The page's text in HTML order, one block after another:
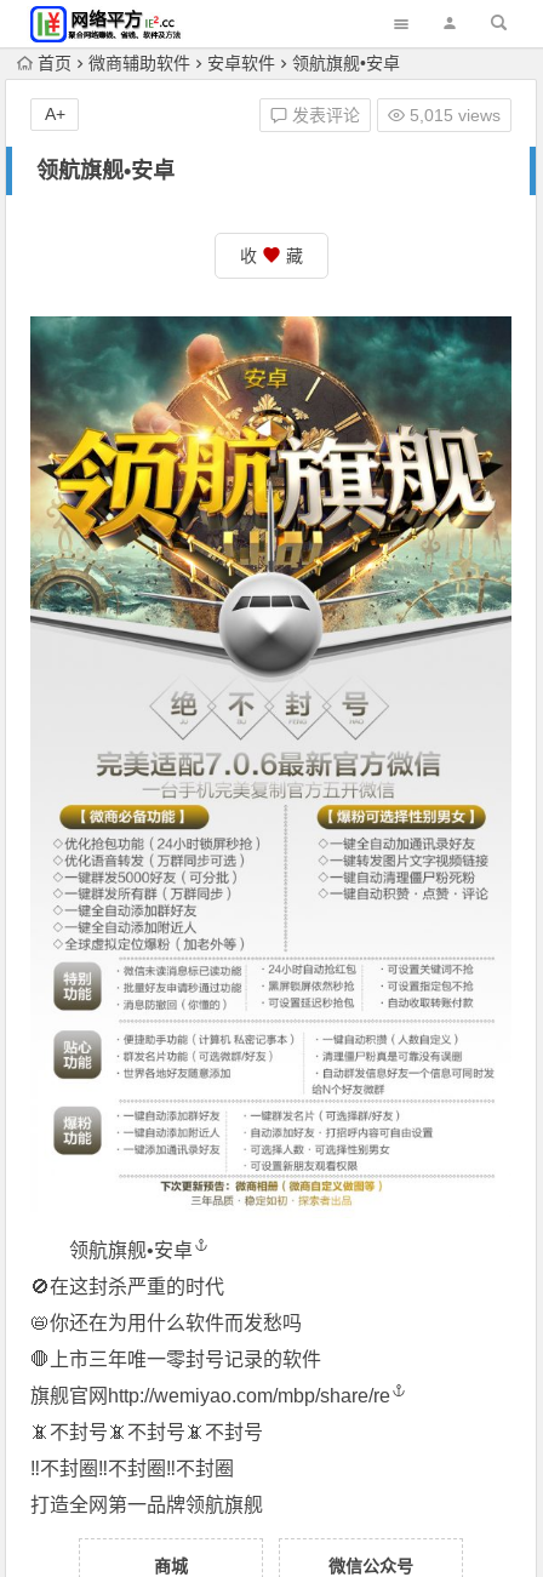
首页 微商辅助软件 安卓软件 领航旗舰•安卓
领航旗舰•安卓
发表评论 5,015 views
A+
收 藏
领航旗舰•安卓
🚫在这封杀严重的时代
📛你还在为用什么软件而发愁吗
🛑上市三年唯一零封号记录的软件
旗舰官网 http://wemiyao.com/mbp/share/re
📵不封号📵不封号📵不封号
️‼️不封圈‼️不封圈‼️不封圈
️打造全网第一品牌领航旗舰
商城
微信公众号